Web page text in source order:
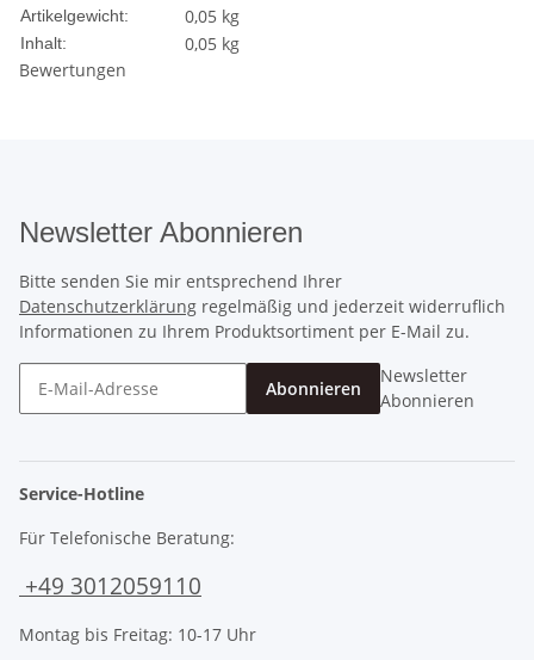
Artikelgewicht: 0,05 kg
Inhalt:
0,05 kg
Bewertungen
Newsletter Abonnieren
Bitte senden Sie mir entsprechend Ihrer
Datenschutzerklärung regelmäßig und jederzeit widerruflich
Informationen zu Ihrem Produktsortiment per E-Mail zu.
Abonnieren
Newsletter
Abonnieren
Service-Hotline
Für Telefonische Beratung:
+49 3012059110
Montag bis Freitag: 10-17 Uhr